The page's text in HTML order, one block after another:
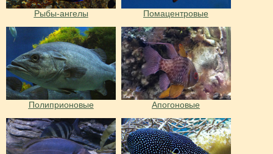
Рыбы-ангелы Помацентровые
Полиприоновые Апогоновые